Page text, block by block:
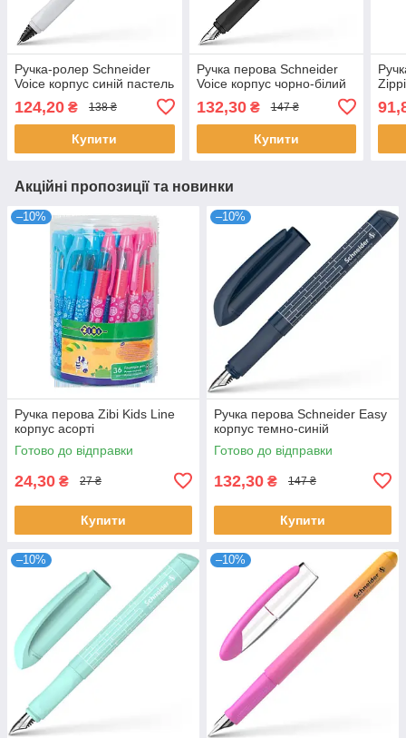
Ручка-ролер Schneider
Voice корпус синій пастель
124,20 ₴ 138 ₴
Купити
Ручка перова Schneider
Voice корпус чорно-білий
132,30₴ 147 ₴
Купити
Акційні пропозиції та новинки
–10%
Ручка перова Zibi Kids Line
корпус асорті
Готово до відправки
24,30 ₴ 27 ₴
Купити
–10%
Ручка перова Schneider Easy
корпус темно-синій
Готово до відправки
132,30 ₴ 147 ₴
Купити
–10% –10%